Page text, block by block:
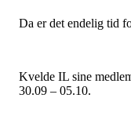
Da er det endelig tid
Kvelde IL sine
30.09 – 05.10.